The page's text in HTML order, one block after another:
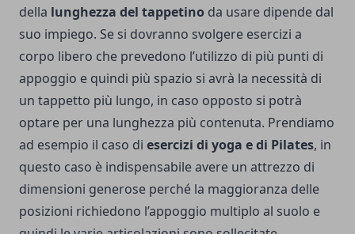
della lunghezza del tappetino da usare dipende dal
suo impiego. Se si dovranno svolgere esercizi a
corpo libero che prevedono l’utilizzo di più punti di
appoggio e quindi più spazio si avrà la necessità di
un tappetto più lungo, in caso opposto si potrà
optare per una lunghezza più contenuta. Prendiamo
ad esempio il caso di esercizi di yoga e di Pilates, in
questo caso è indispensabile avere un attrezzo di
dimensioni generose perché la maggioranza delle
posizioni richiedono l’appoggio multiplo al suolo e